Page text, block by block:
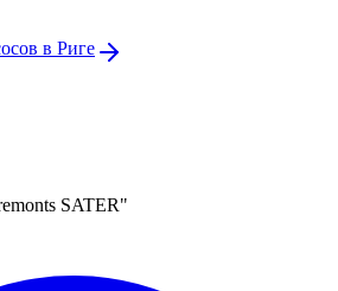
в Риге
SATER"